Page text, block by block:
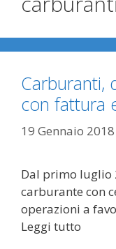
Carburanti,
con fattura
19 Gennaio 2018
Dal primo luglio
carburante con
operazioni a
Leggi tutto